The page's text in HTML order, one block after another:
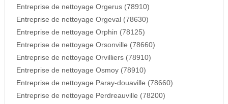
Entreprise de nettoyage Orgerus (78910)
Entreprise de nettoyage Orgeval (78630)
Entreprise de nettoyage Orphin (78125)
Entreprise de nettoyage Orsonville (78660)
Entreprise de nettoyage Orvilliers (78910)
Entreprise de nettoyage Osmoy (78910)
Entreprise de nettoyage Paray-douaville (78660)
Entreprise de nettoyage Perdreauville (78200)